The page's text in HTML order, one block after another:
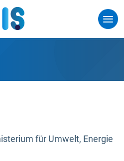
für Umwelt, Energie